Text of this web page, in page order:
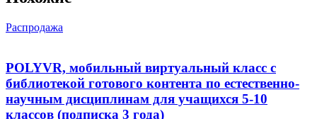
Распродажа
POLYVR, мобильный виртуальный класс с
библиотекой готового контента по естественно-
научным дисциплинам для учащихся 5-10
классов (подписка 3 года)